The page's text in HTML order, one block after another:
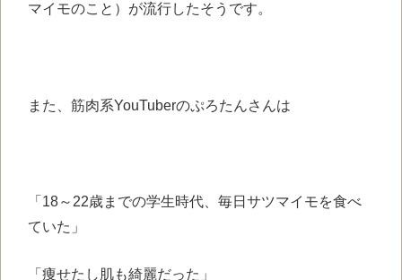
マイモのこと）が流行したそうです。
また、筋肉系YouTuberのぷろたんさんは
「18～22歳までの学生時代、毎日サツマイモを食べ
ていた」
「痩せたし肌も綺麗だった」